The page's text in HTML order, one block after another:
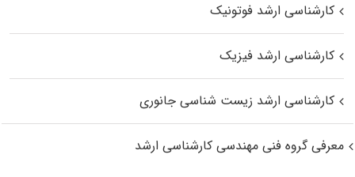
کارشناسی ارشد فوتونیک
کارشناسی ارشد فیزیک
کارشناسی ارشد زیست‌ شناسی جانوری
معرفی گروه فنی مهندسی کارشناسی ارشد